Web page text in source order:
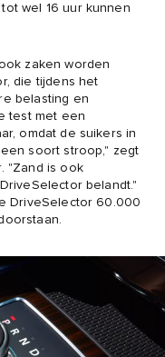
wel 16 uur kunnen
zaken worden
die tijdens het
belasting en
test met een
omdat de suikers in
soort stroop," zegt
"Zand is ook
belandt."
DriveSelector 60.000